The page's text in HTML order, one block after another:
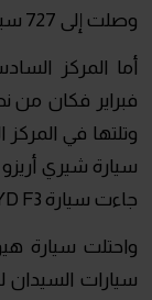
وصلت إلى 727 سيارة.
أما المركز
جاءت سيارة BYD F3 التي باعت 454 سيارة.